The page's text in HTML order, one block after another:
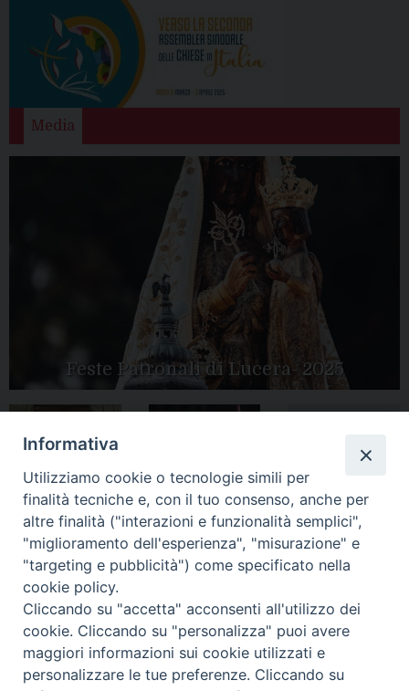
Media
Feste Patronali di Lucera- 2025
Apertura Anno
Mariae in Diocesi
Tutte le gallery
CONTATTI:
LUCERA: Piazza Duomo, 13 - 71036 Lucera (FG) − tel.
0881/520882 - e-mail: info@diocesiluceratroia.it
Segreteria del
Vescovo: tel/fax 0881/522244 - e-mail:
vescovo@diocesiluceratroia.it
TROIA : Piazza Episcopio - 71029 Troia (FG) − tel. 0881/977051
Informativa
Utilizziamo cookie o tecnologie simili per
finalità tecniche e, con il tuo consenso, anche per
altre finalità ("interazioni e funzionalità semplici",
"miglioramento dell'esperienza", "misurazione" e
"targeting e pubblicità") come specificato nella
cookie policy.
Cliccando su "accetta" acconsenti all'utilizzo dei
cookie. Cliccando su "personalizza" puoi avere
maggiori informazioni sui cookie utilizzati e
personalizzare le tue preferenze. Cliccando su